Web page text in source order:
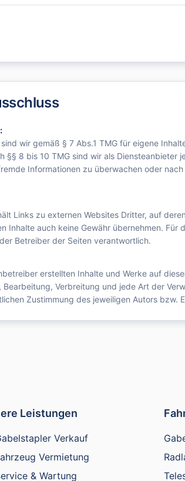
wir gemäß § 7 Abs.1 TMG für eigene
§§ 8 bis 10 TMG sind wir als
Informationen zu überwachen oder
Links zu externen Websites Dritter, auf
Inhalte auch keine Gewähr übernehmen.
Betreiber der Seiten verantwortlich.
erstellten Inhalte und Werke auf
Bearbeitung, Verbreitung und jede Art der
Zustimmung des jeweiligen Autors bzw.
Leistungen
Verkauf
Vermietung
& Wartung